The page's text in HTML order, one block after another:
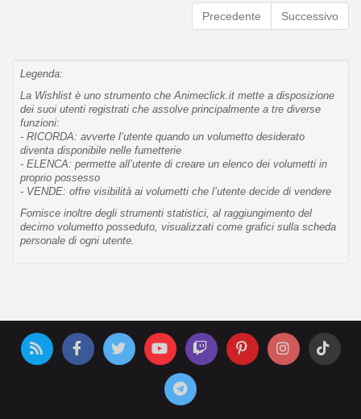
Precedente
Successivo
Legenda:
La Wishlist è uno strumento che Animeclick.it mette a disposizione
dei suoi utenti registrati che assolve principalmente a tre diverse
funzioni:
- RICORDA: avverte l’utente quando un volumetto desiderato
diventa disponibile nelle fumetterie
- ELENCA: permette all’utente di creare un elenco dei volumetti in
proprio possesso
- VENDE: offre visibilità ai volumetti che l’utente decide di vendere
Fornisce inoltre degli strumenti statistici, al raggiungimento del
decimo volumetto posseduto, visualizzati come grafici sulla scheda
personale di ogni utente.